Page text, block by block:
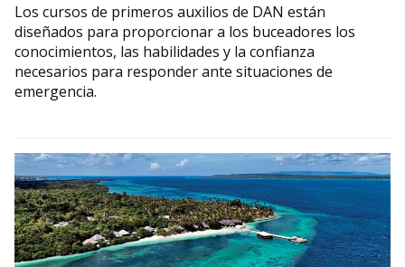
Los cursos de primeros auxilios de DAN están
diseñados para proporcionar a los buceadores los
conocimientos, las habilidades y la confianza
necesarios para responder ante situaciones de
emergencia.